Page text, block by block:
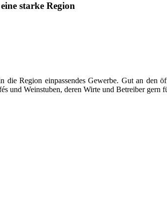
starke Region
Region einpassendes Gewerbe. Gut an den
und Weinstuben, deren Wirte und Betreiber gern